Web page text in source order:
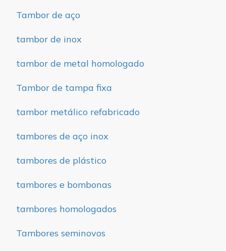
Tambor de aço
tambor de inox
tambor de metal homologado
Tambor de tampa fixa
tambor metálico refabricado
tambores de aço inox
tambores de plástico
tambores e bombonas
tambores homologados
Tambores seminovos